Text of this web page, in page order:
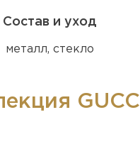
Состав и уход
металл, стекло
GUCCI